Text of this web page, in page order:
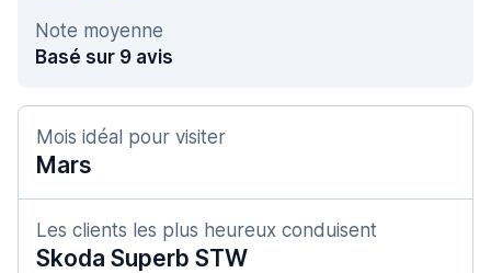
Note moyenne
Basé sur 9 avis
Mois idéal pour visiter
Mars
Les clients les plus heureux conduisent
Skoda Superb STW